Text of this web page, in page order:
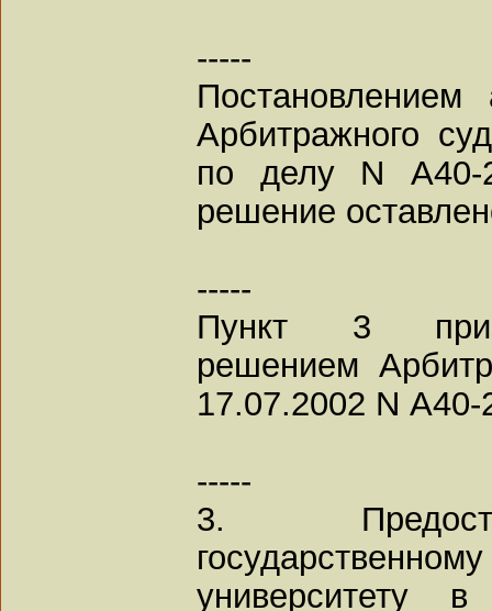
-----
Постановлением
Арбитражного
по делу N А40-
решение
-----
Пункт 3
решением
17.07.2002 N
-----
3.
университету